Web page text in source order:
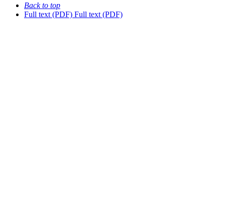
Back to top
Full text (PDF) Full text (PDF)